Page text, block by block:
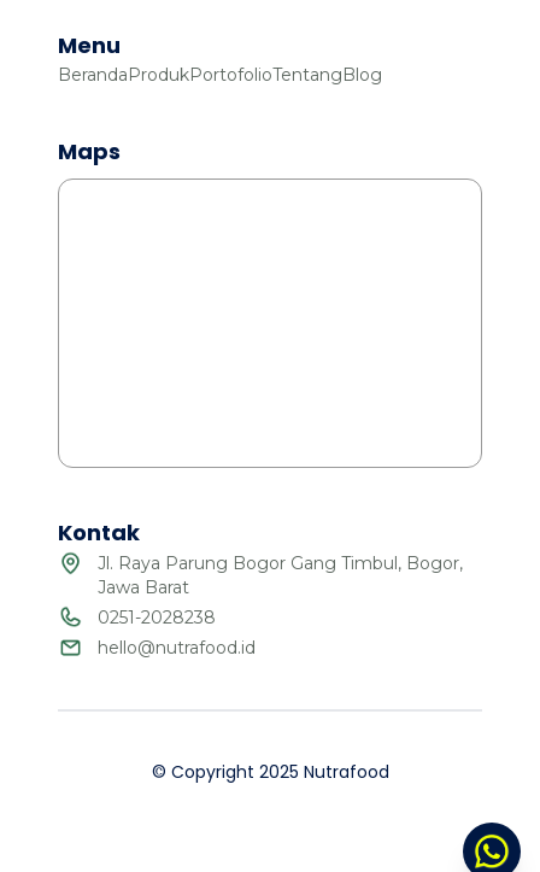
Menu
BerandaProdukPortofolioTentangBlog
Maps
Kontak
Jl. Raya Parung Bogor Gang Timbul, Bogor,
Jawa Barat
0251-2028238
hello@nutrafood.id
© Copyright 2025 Nutrafood